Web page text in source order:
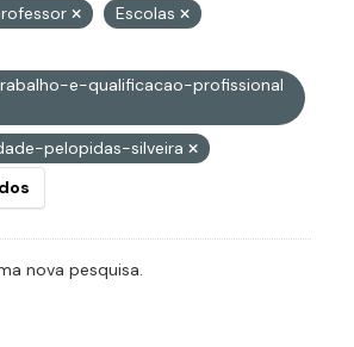
Escolas
e-qualificacao-profissional
pelopidas-silveira
nova pesquisa.